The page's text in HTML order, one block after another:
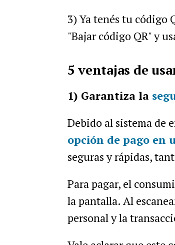
3) Ya tenés tu código
"Bajar código QR" y
5 ventajas de
1) Garantiza la
Debido al sistema de
opción de pago en
seguras y rápidas,
Para pagar, el
la pantalla. Al
personal y la